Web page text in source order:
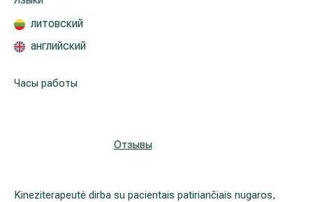
литовский
английский
Часы работы
Отзывы
Kineziterapeutė dirba su pacientais patiriančiais nugaros,